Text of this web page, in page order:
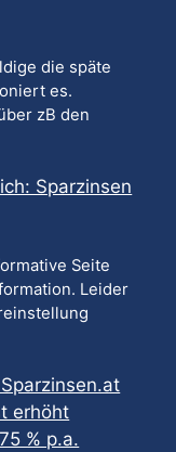
die späte
es.
zB den
Sparzinsen
Seite
Leider
erhöht
% p.a.